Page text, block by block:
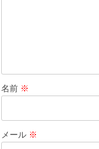
名前 ※
メール ※